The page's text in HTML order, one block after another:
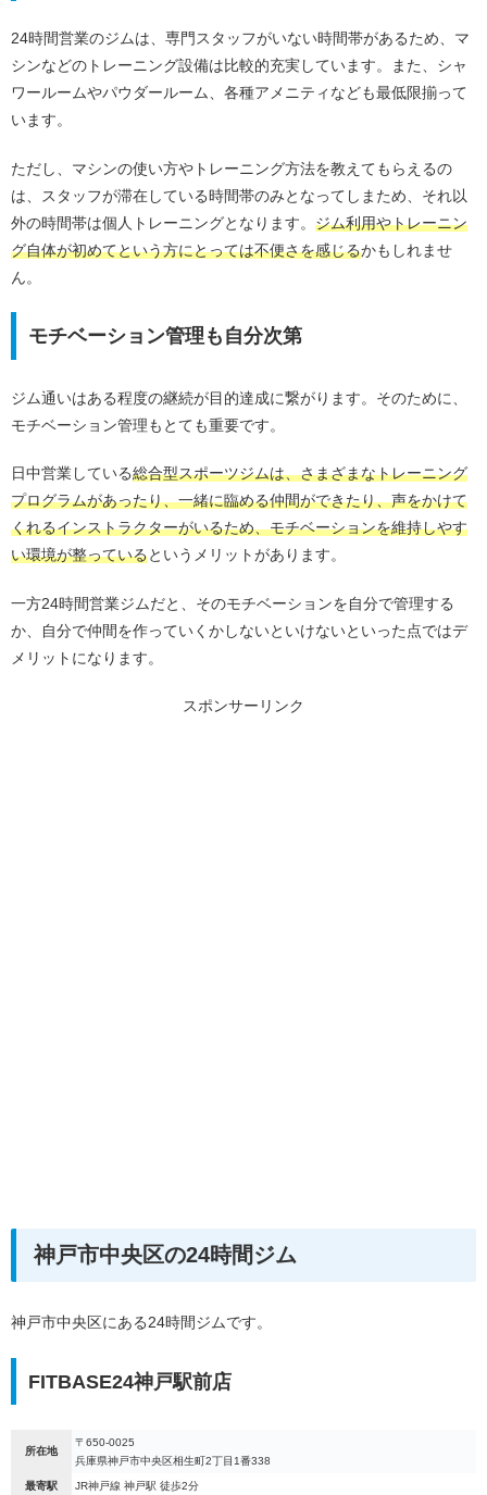
24時間営業のジムは、専門スタッフがいない時間帯があるため、マ
シンなどのトレーニング設備は比較的充実しています。また、シャ
ワールームやパウダールーム、各種アメニティなども最低限揃って
います。
ただし、マシンの使い方やトレーニング方法を教えてもらえるの
は、スタッフが滞在している時間帯のみとなってしまため、それ以
外の時間帯は個人トレーニングとなります。 ジム利用やトレーニン
グ自体が初めてという方にとっては不便さを感じるかもしれませ
ん。
モチベーション管理も自分次第
ジム通いはある程度の継続が目的達成に繋がります。そのために、
モチベーション管理もとても重要です。
日中営業している総合型スポーツジムは、さまざまなトレーニング
プログラムがあったり、一緒に臨める仲間ができたり、声をかけて
くれるインストラクターがいるため、モチベーションを維持しやす
い環境が整っているというメリットがあります。
一方24時間営業ジムだと、そのモチベーションを自分で管理する
か、自分で仲間を作っていくかしないといけないといった点ではデ
メリットになります。
スポンサーリンク
神戸市中央区の24時間ジム
神戸市中央区にある24時間ジムです。
FITBASE24神戸駅前店
所在地
〒650-0025
兵庫県神戸市中央区相生町2丁目1番338
最寄駅 JR神戸線 神戸駅 徒歩2分